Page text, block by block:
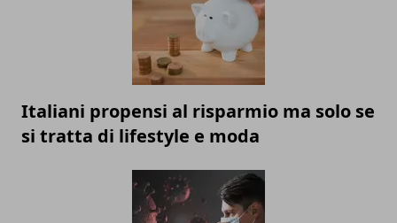
Italiani propensi al risparmio ma solo se
si tratta di lifestyle e moda